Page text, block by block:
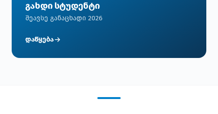
გახდი სტუდენტი
შეავსე განაცხადი 2026
დაწყება